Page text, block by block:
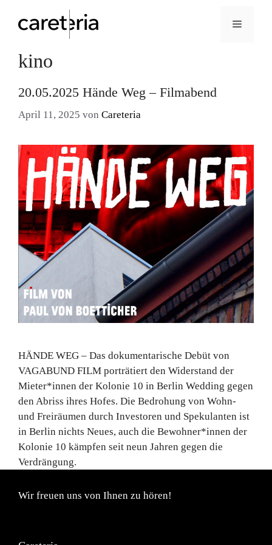
Zum
Inhalt
springen
Menü
kino
20.05.2025 Hände Weg – Filmabend
April 11, 2025 von Careteria
HÄNDE WEG – Das dokumentarische Debüt von
VAGABUND FILM porträtiert den Widerstand der
Mieter*innen der Kolonie 10 in Berlin Wedding gegen
den Abriss ihres Hofes. Die Bedrohung von Wohn-
und Freiräumen durch Investoren und Spekulanten ist
in Berlin nichts Neues, auch die Bewohner*innen der
Kolonie 10 kämpfen seit neun Jahren gegen die
Verdrängung.
Wir freuen uns von Ihnen zu hören!